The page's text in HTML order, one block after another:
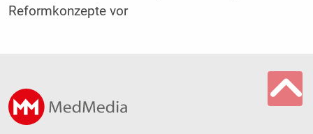
Reformkonzepte vor